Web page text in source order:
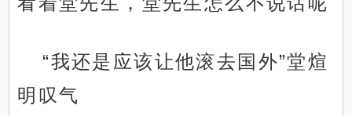
“我还是应该让他滚去国外”堂煊
明叹气